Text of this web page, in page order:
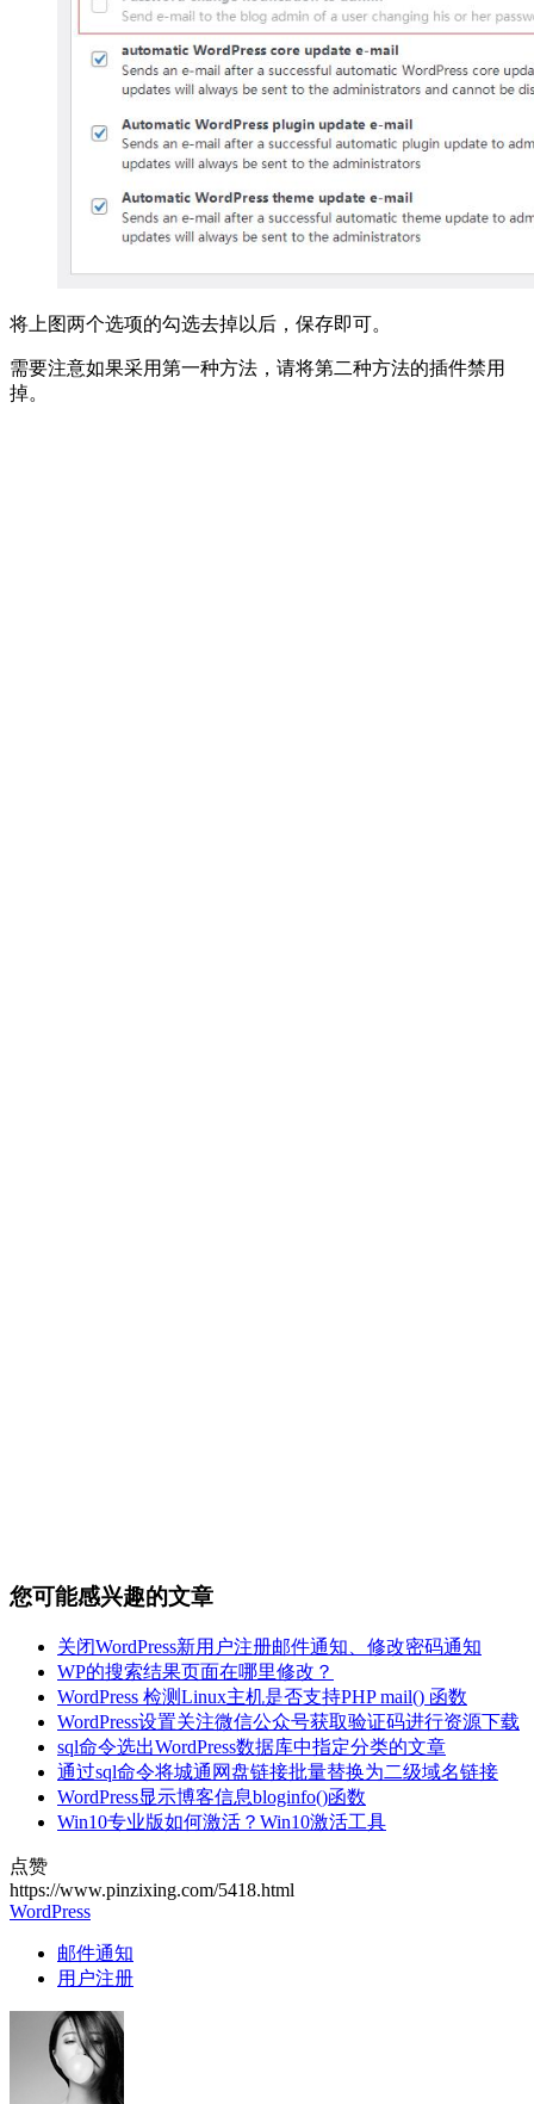
将上图两个选项的勾选去掉以后，保存即可。
需要注意如果采用第一种方法，请将第二种方法的插件禁用
掉。
您可能感兴趣的文章
关闭WordPress新用户注册邮件通知、修改密码通知
WP的搜索结果页面在哪里修改？
WordPress 检测Linux主机是否支持PHP mail() 函数
WordPress设置关注微信公众号获取验证码进行资源下载
sql命令选出WordPress数据库中指定分类的文章
通过sql命令将城通网盘链接批量替换为二级域名链接
WordPress显示博客信息bloginfo()函数
Win10专业版如何激活？Win10激活工具
点赞
https://www.pinzixing.com/5418.html
WordPress
邮件通知
用户注册